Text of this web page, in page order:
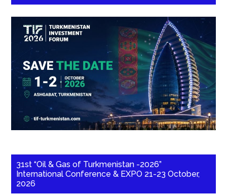
31st “Oil & Gas of Turkmenistan -2026”
International Conference & EXPO 21-23 October,
2026